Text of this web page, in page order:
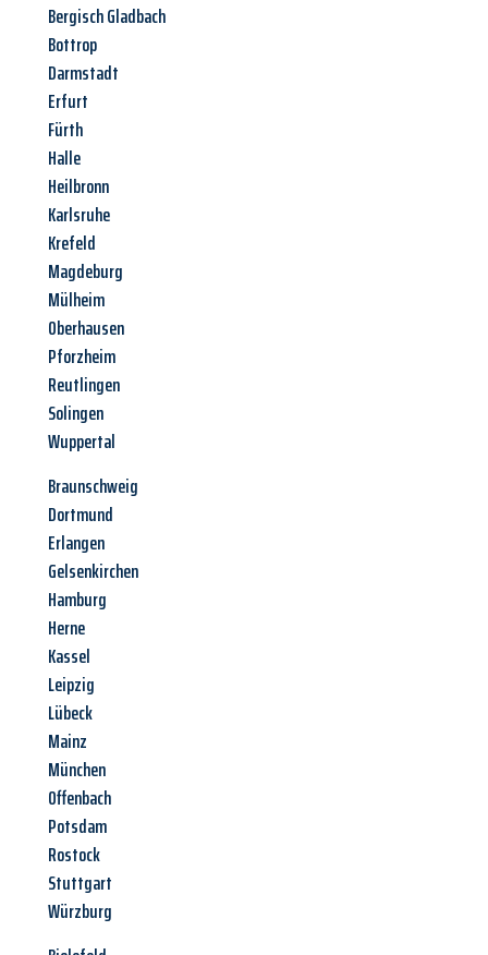
Bergisch Gladbach
Bottrop
Darmstadt
Erfurt
Fürth
Halle
Heilbronn
Karlsruhe
Krefeld
Magdeburg
Mülheim
Oberhausen
Pforzheim
Reutlingen
Solingen
Wuppertal
Braunschweig
Dortmund
Erlangen
Gelsenkirchen
Hamburg
Herne
Kassel
Leipzig
Lübeck
Mainz
München
Offenbach
Potsdam
Rostock
Stuttgart
Würzburg